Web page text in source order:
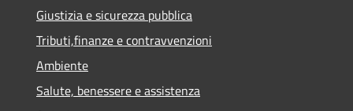
Giustizia e sicurezza pubblica
Tributi,finanze e contravvenzioni
Ambiente
Salute, benessere e assistenza